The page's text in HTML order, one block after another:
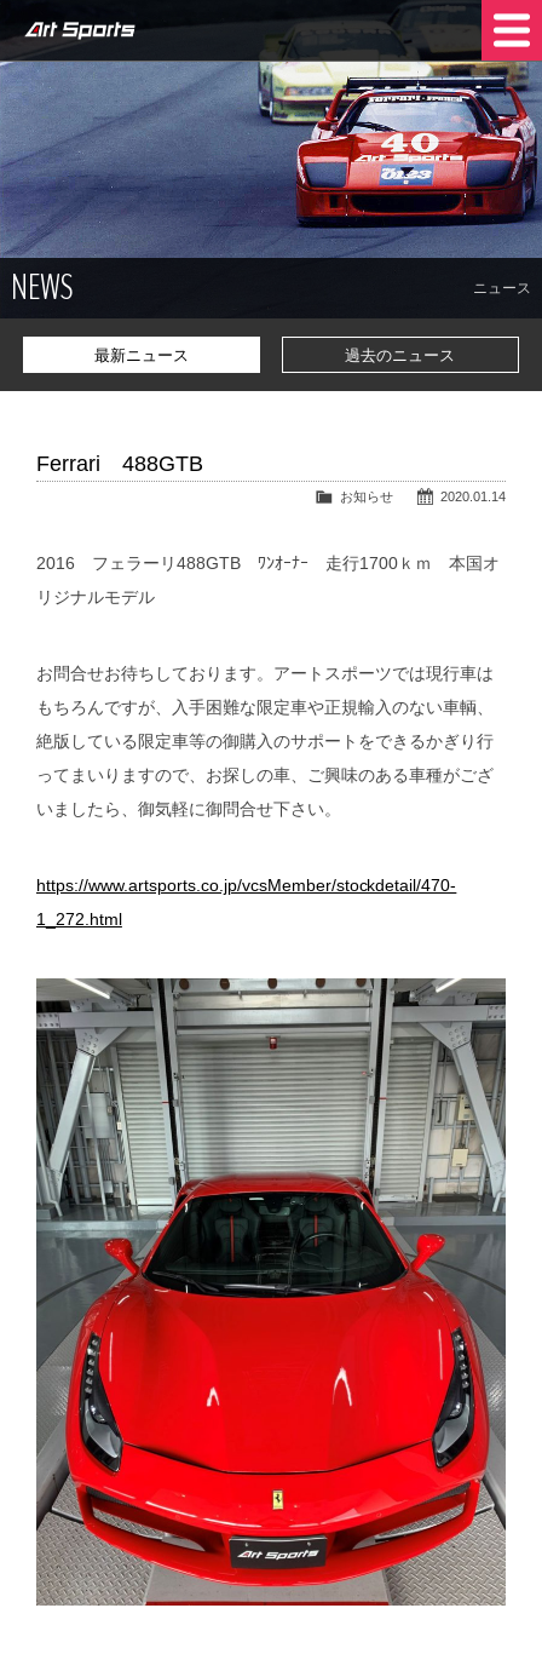
NEWS
STOCK CARS
SHOP INFO
COMPANY
NEWS ニュース
最新ニュース 過去のニュース
Ferrari 488GTB
2020.01.14
お知らせ
2016 フェラーリ488GTB ﾜﾝｵｰﾅｰ 走行1700ｋｍ 本国オ
リジナルモデル
お問合せお待ちしております。アートスポーツでは現行車は
もちろんですが、入手困難な限定車や正規輸入のない車輌、
絶版している限定車等の御購入のサポートをできるかぎり行
ってまいりますので、お探しの車、ご興味のある車種がござ
いましたら、御気軽に御問合せ下さい。
https://www.artsports.co.jp/vcsMember/stockdetail/470-
1_272.html